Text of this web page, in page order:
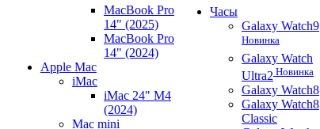
MacBook Pro
14" (2025)
MacBook Pro
14" (2024)
Apple Mac
iMac
iMac 24" M4
(2024)
Mac mini
Часы
Galaxy Watch9
Новинка
Galaxy Watch
Ultra2 Новинка
Galaxy Watch8
Galaxy Watch8
Classic